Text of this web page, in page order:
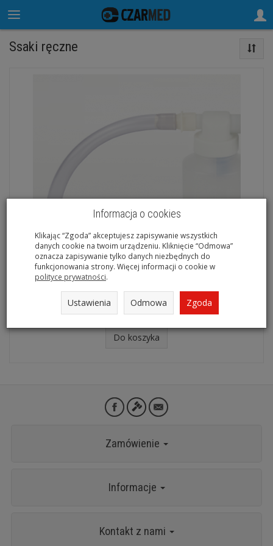
Ssaki ręczne
Ssak ręczny AeroSUC HUM
159,00 zł
Do koszyka
Zamówienie
Informacje
Kontakt z nami
Informacja o cookies
Klikając “Zgoda” akceptujesz zapisywanie wszystkich
danych cookie na twoim urządzeniu. Kliknięcie “Odmowa”
oznacza zapisywanie tylko danych niezbędnych do
funkcjonowania strony. Więcej informacji o cookie w
polityce prywatności.
Ustawienia Odmowa Zgoda